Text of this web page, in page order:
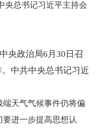
总书记习近平主持会
央政治局6月30日召
中共中央总书记习近
天气气候事件仍将偏
进一步提高思想认